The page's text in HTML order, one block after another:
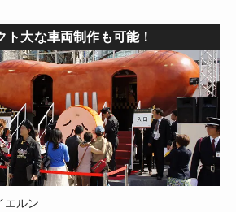
ト大な車両制作も可能！
エルン